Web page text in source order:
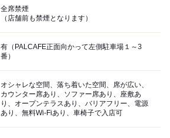
全席禁煙
（店舗前も禁煙となります）
有（PALCAFE正面向かって左側駐車場１～3
番）
オシャレな空間、落ち着いた空間、席が広い、
カウンター席あり、ソファー席あり、座敷あ
り、オープンテラスあり、バリアフリー、電源
あり、無料Wi-Fiあり、車椅子で入店可